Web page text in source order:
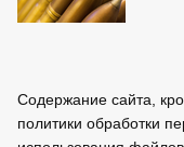
Содержание сайта,
политики обработки